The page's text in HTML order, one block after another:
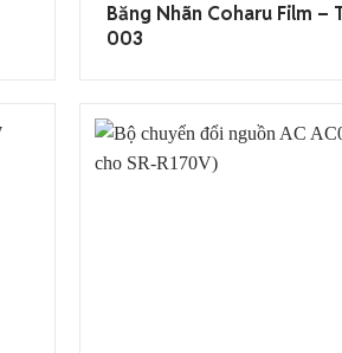
Băng Nhãn Coharu Film –
003